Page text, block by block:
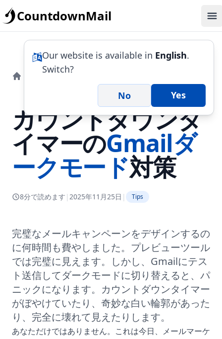
CountdownMail
Our website is available in English.
Switch?
No Yes
カウントダウンタ
イマーのGmailダ
ークモード対策
8分で読めます | 2025年11月25日 | Tips
完璧なメールキャンペーンをデザインするの
に何時間も費やしました。プレビューツール
では完璧に見えます。しかし、Gmailにテス
ト送信してダークモードに切り替えると、パ
ニックになります。カウントダウンタイマー
がぼやけていたり、奇妙な白い輪郭があった
り、完全に壊れて見えたりします。
あなただけではありません。これは今日、メールマーケ